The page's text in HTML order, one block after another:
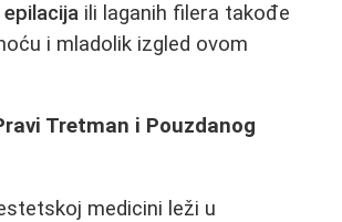
ili laganih filera takođe
i mladolik izgled ovom
Tretman i Pouzdanog
medicini leži u